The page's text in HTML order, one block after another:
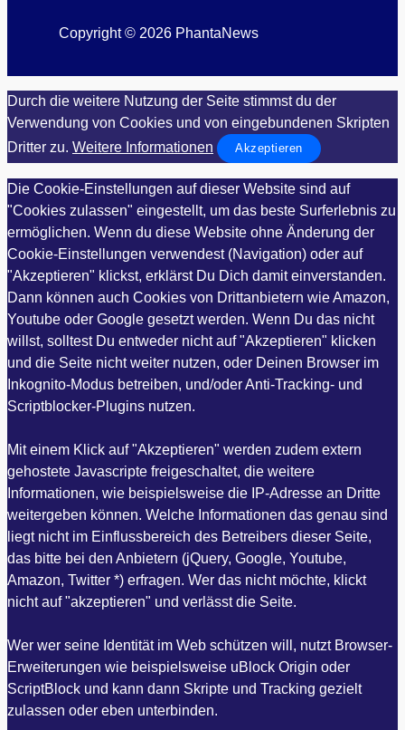
Copyright © 2026 PhantaNews
Durch die weitere Nutzung der Seite stimmst du der
Verwendung von Cookies und von eingebundenen Skripten
Dritter zu. Weitere Informationen Akzeptieren
Die Cookie-Einstellungen auf dieser Website sind auf
"Cookies zulassen" eingestellt, um das beste Surferlebnis zu
ermöglichen. Wenn du diese Website ohne Änderung der
Cookie-Einstellungen verwendest (Navigation) oder auf
"Akzeptieren" klickst, erklärst Du Dich damit einverstanden.
Dann können auch Cookies von Drittanbietern wie Amazon,
Youtube oder Google gesetzt werden. Wenn Du das nicht
willst, solltest Du entweder nicht auf "Akzeptieren" klicken
und die Seite nicht weiter nutzen, oder Deinen Browser im
Inkognito-Modus betreiben, und/oder Anti-Tracking- und
Scriptblocker-Plugins nutzen.
Mit einem Klick auf "Akzeptieren" werden zudem extern
gehostete Javascripte freigeschaltet, die weitere
Informationen, wie beispielsweise die IP-Adresse an Dritte
weitergeben können. Welche Informationen das genau sind
liegt nicht im Einflussbereich des Betreibers dieser Seite,
das bitte bei den Anbietern (jQuery, Google, Youtube,
Amazon, Twitter *) erfragen. Wer das nicht möchte, klickt
nicht auf "akzeptieren" und verlässt die Seite.
Wer wer seine Identität im Web schützen will, nutzt Browser-
Erweiterungen wie beispielsweise uBlock Origin oder
ScriptBlock und kann dann Skripte und Tracking gezielt
zulassen oder eben unterbinden.